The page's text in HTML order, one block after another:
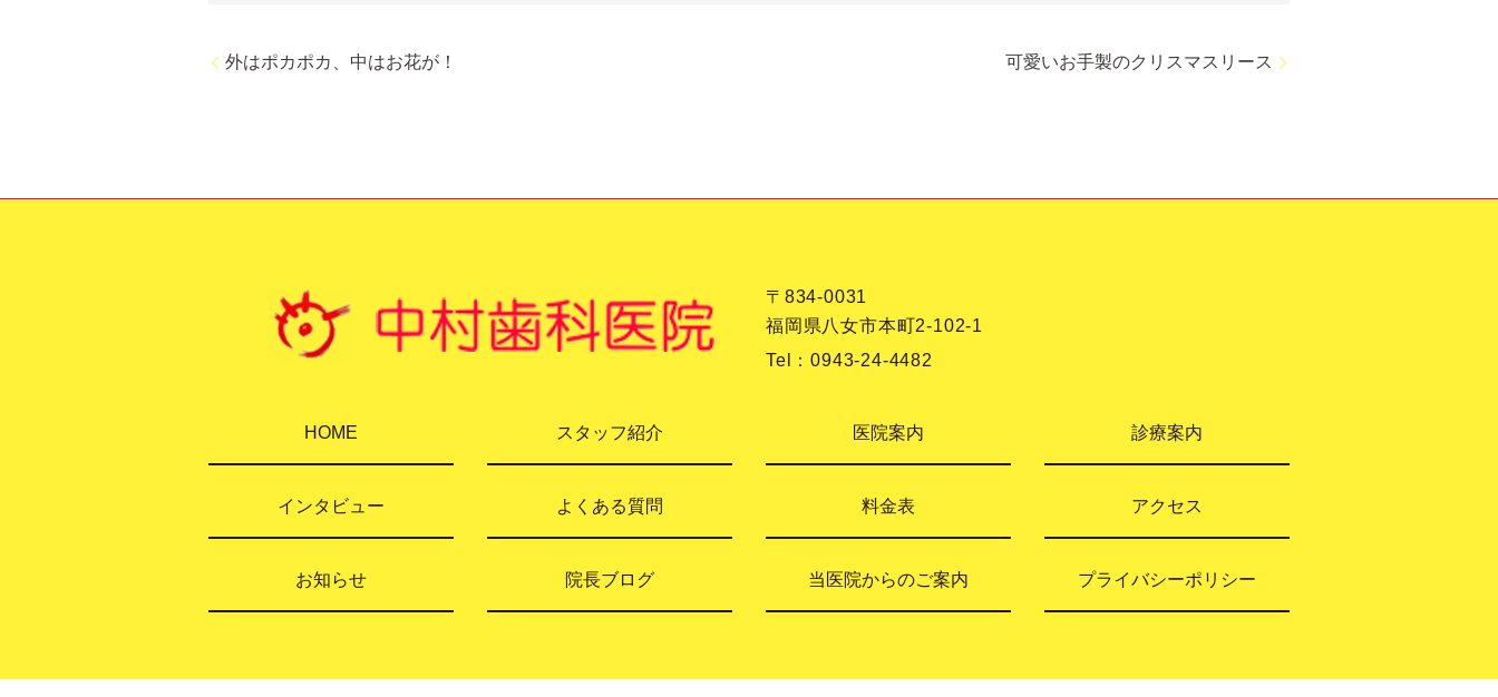
外はポカポカ、中はお花が！ 可愛いお手製のクリスマスリース
〒834-0031
福岡県八女市本町2-102-1
Tel：0943-24-4482
HOME スタッフ紹介 医院案内 診療案内
インタビュー よくある質問 料金表 アクセス
お知らせ 院長ブログ 当医院からのご案内 プライバシーポリシー